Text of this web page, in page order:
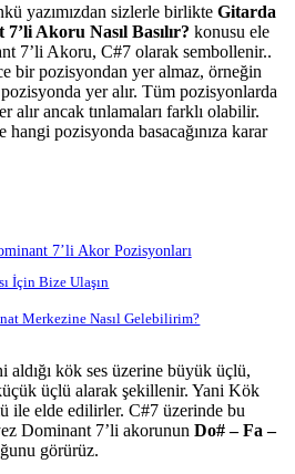
yazımızdan sizlerle birlikte Gitarda
Akoru Nasıl Basılır? konusu ele
7’li Akoru, C#7 olarak sembollenir..
bir pozisyondan yer almaz, örneğin
yer alır. Tüm pozisyonlarda
alır ancak tınlamaları farklı olabilir.
hangi pozisyonda basacağınıza karar
7’li Akor Pozisyonları
İçin Bize Ulaşın
Merkezine Nasıl Gelebilirim?
kök ses üzerine büyük üçlü,
üçlü alarak şekillenir. Yani Kök
ile elde edilirler. C#7 üzerinde bu
Dominant 7’li akorunun Do# – Fa –
görürüz.